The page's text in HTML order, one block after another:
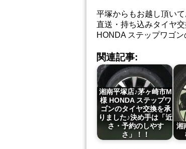
平塚からもお越し頂いて
直送・持ち込みタイヤ
HONDA ステップワゴ
関連記事:
湘南平塚店♪茅ヶ崎市M
様 HONDA ステップワ
ゴンのタイヤ交換を承
りました♪決め手は「近
さ・予約のしやす
さ」！！
湘